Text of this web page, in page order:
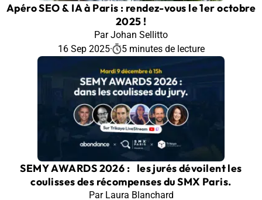
Apéro SEO & IA à Paris : rendez-vous le 1er octobre
2025 !
Par Johan Sellitto
16 Sep 2025· 5 minutes de lecture
SEMY AWARDS 2026 : les jurés dévoilent les
coulisses des récompenses du SMX Paris.
Par Laura Blanchard